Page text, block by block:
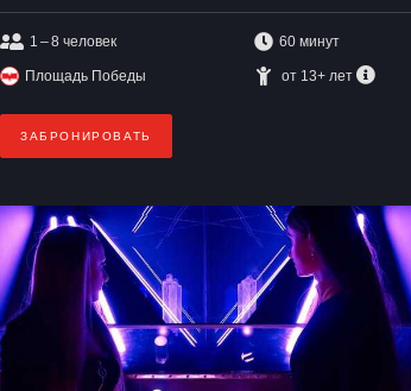
1 – 8 человек 60 минут
Площадь Победы от 13+ лет
ЗАБРОНИРОВАТЬ